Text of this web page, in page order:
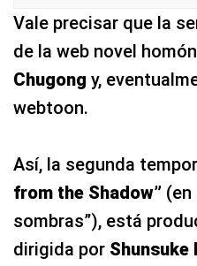
Vale precisar que la
de la web novel
Chugong y,
webtoon.
Así, la segunda
from the Shadow” (en
sombras”), está
dirigida por Shunsuke